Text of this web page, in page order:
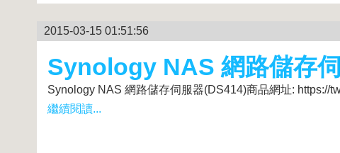
2015-03-15 01:51:56
Synology NAS 網路儲存
Synology NAS 網路儲存伺服器(DS414)商品網址: https://
繼續閱讀...